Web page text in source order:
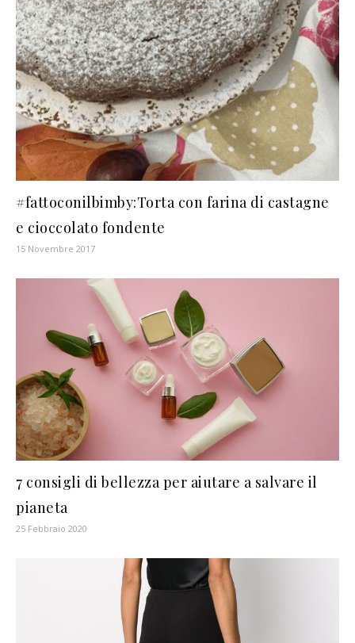
#fattoconilbimby:Torta con farina di castagne
e cioccolato fondente
15 Novembre 2017
7 consigli di bellezza per aiutare a salvare il
pianeta
25 Febbraio 2020